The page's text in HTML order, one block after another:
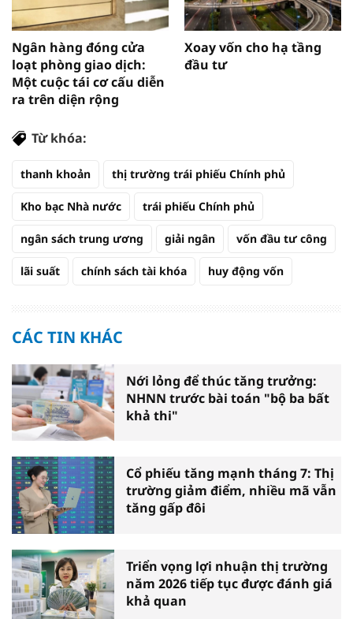
Ngân hàng đóng cửa
loạt phòng giao dịch:
Một cuộc tái cơ cấu diễn
ra trên diện rộng
Xoay vốn cho hạ tầng
đầu tư
Từ khóa:
thanh khoản thị trường trái phiếu Chính phủ
Kho bạc Nhà nước trái phiếu Chính phủ
ngân sách trung ương giải ngân vốn đầu tư công
lãi suất chính sách tài khóa huy động vốn
CÁC TIN KHÁC
Nới lỏng để thúc tăng trưởng:
NHNN trước bài toán "bộ ba bất
khả thi"
Cổ phiếu tăng mạnh tháng 7: Thị
trường giảm điểm, nhiều mã vẫn
tăng gấp đôi
Triển vọng lợi nhuận thị trường
năm 2026 tiếp tục được đánh giá
khả quan